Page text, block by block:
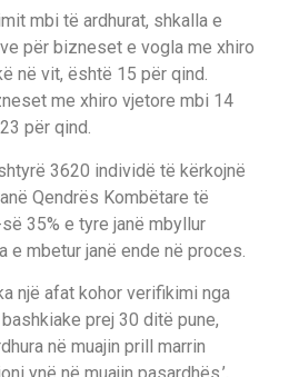
mbi të ardhurat, shkalla e
për bizneset e vogla me xhiro
në vit, është 15 për qind.
me xhiro vjetore mbi 14
për qind.
3620 individë të kërkojnë
Qendrës Kombëtare të
35% e tyre janë mbyllur
e mbetur janë ende në proces.
një afat kohor verifikimi nga
prej 30 ditë pune,
në muajin prill marrin